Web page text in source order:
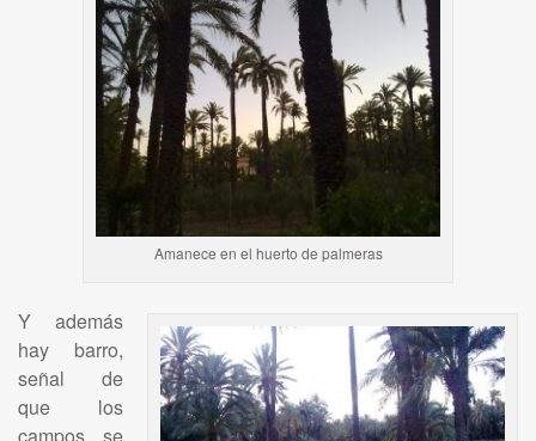
Amanece en el huerto de palmeras
Y además
hay barro,
señal de
que los